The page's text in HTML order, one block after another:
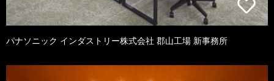
パナソニック インダストリー株式会社 郡山工場 新事務所